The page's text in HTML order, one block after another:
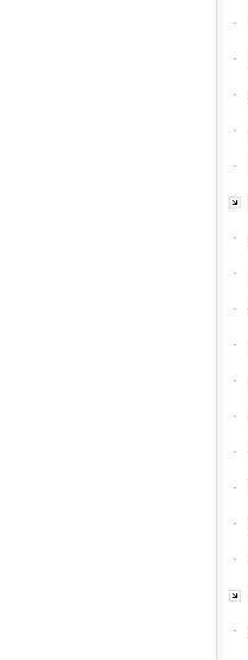
·
·
·
·
·
·
·
·
·
·
·
·
·
·
·
·